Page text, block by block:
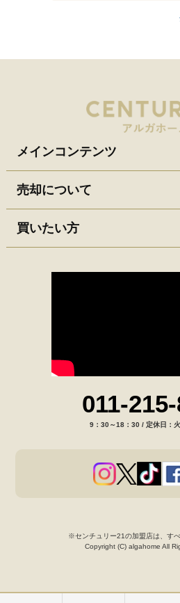
メインコンテンツ
売却について
買いたい方
011-
9：30～18：30 / 定休日：
※センチュリー21の加盟店は、すべ
Copyright (C) algahome All